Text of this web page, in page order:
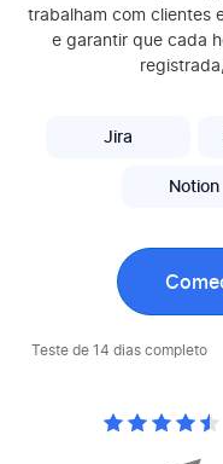
trabalham com clientes
e garantir que cada
Jira
Notion
Teste de 14 dias completo